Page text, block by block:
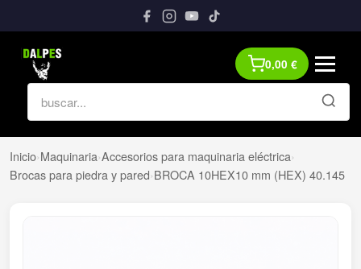
0,00 €
Inicio›Maquinaria›Accesorios para maquinaria eléctrica›
Brocas para piedra y pared›BROCA 10HEX10 mm (HEX) 40.145